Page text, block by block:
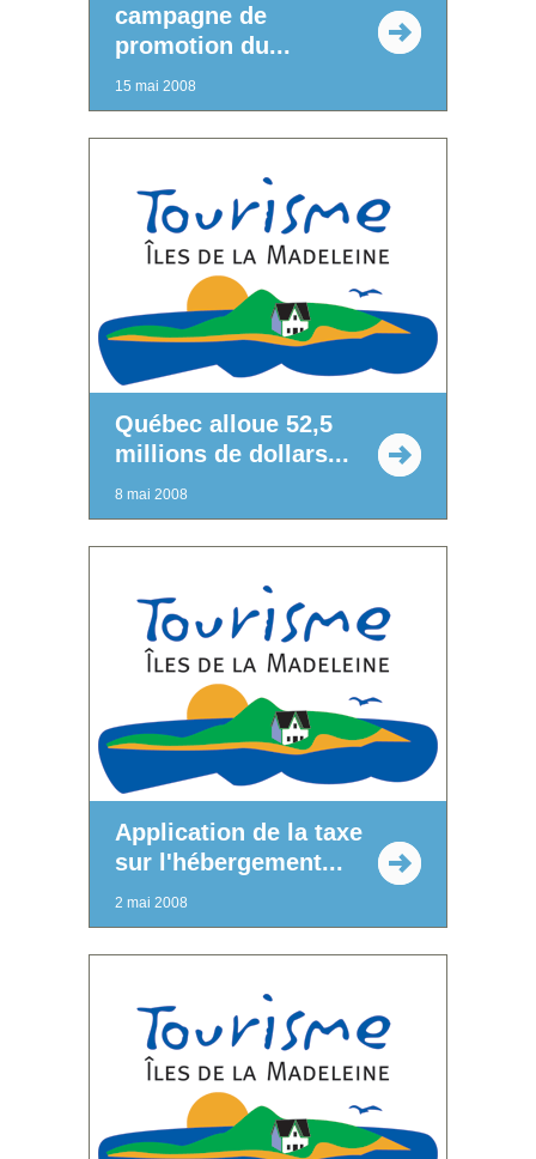
campagne de
promotion du...
15 mai 2008
Québec alloue 52,5
millions de dollars...
8 mai 2008
Application de la taxe
sur l'hébergement...
2 mai 2008